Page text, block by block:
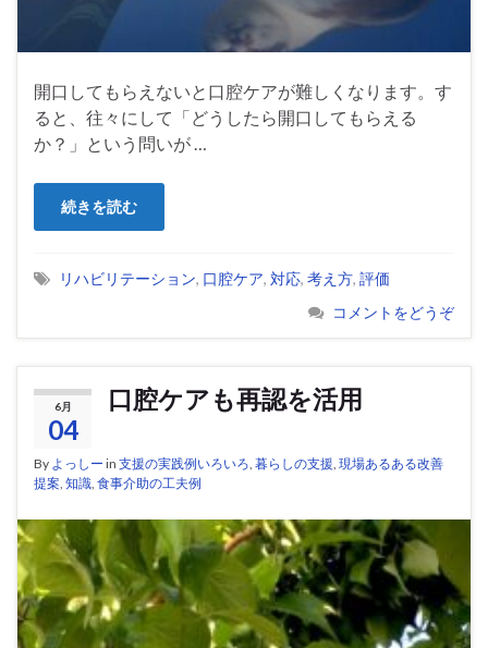
開口してもらえないと口腔ケアが難しくなります。す
ると、往々にして「どうしたら開口してもらえる
か？」という問いが …
続きを読む
リハビリテーション, 口腔ケア, 対応, 考え方, 評価
コメントをどうぞ
6月
04
口腔ケアも再認を活用
By よっしー in 支援の実践例いろいろ, 暮らしの支援, 現場あるある改善
提案, 知識, 食事介助の工夫例